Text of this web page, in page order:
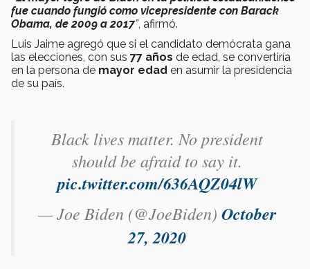
fue cuando fungió como vicepresidente con Barack
Obama, de 2009 a 2017”, afirmó.
Luis Jaime agregó que si el candidato demócrata gana
las elecciones, con sus 77 años de edad, se convertiría
en la persona de mayor edad en asumir la presidencia
de su país.
Black lives matter. No president
should be afraid to say it.
pic.twitter.com/636AQZ04lW
— Joe Biden (@JoeBiden) October
27, 2020